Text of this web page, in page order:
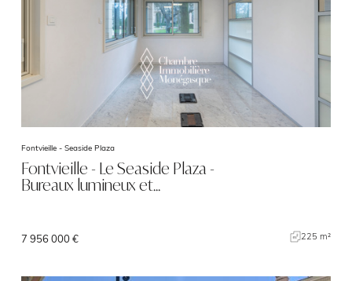
Fontvieille - Seaside Plaza
Fontvieille - Le Seaside Plaza -
Bureaux lumineux et…
7 956 000 € 225 m²